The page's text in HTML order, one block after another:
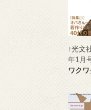
↑光文
年1月
ワク